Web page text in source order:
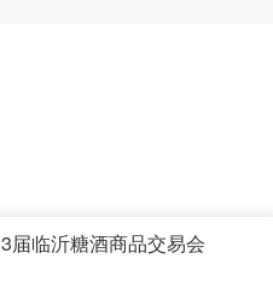
届临沂糖酒商品交易会